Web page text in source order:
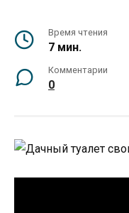
Время чтения
7 мин.
Комментарии
0